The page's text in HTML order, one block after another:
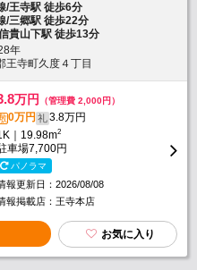
/王寺駅 徒歩6分
/三郷駅 徒歩22分
貴山下駅 徒歩13分
年
王寺町久度４丁目
万円 （管理費 2,000円）
0万円 礼3.8万円
｜19.98m2
車場7,700円
パノラマ
報更新日：2026/08/08
報掲載店：王寺本店
お気に入り